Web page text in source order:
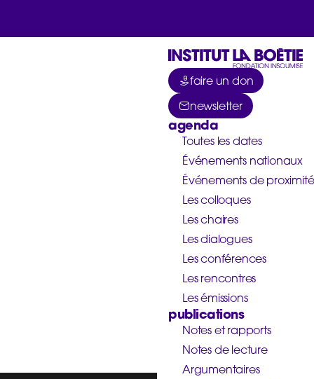
faire un don
newsletter
agenda
Toutes les dates
Événements nationaux
Événements de proximité
Les colloques
Les chaires
Les dialogues
Les conférences
Les rencontres
Les émissions
publications
Notes et rapports
Notes de lecture
Argumentaires